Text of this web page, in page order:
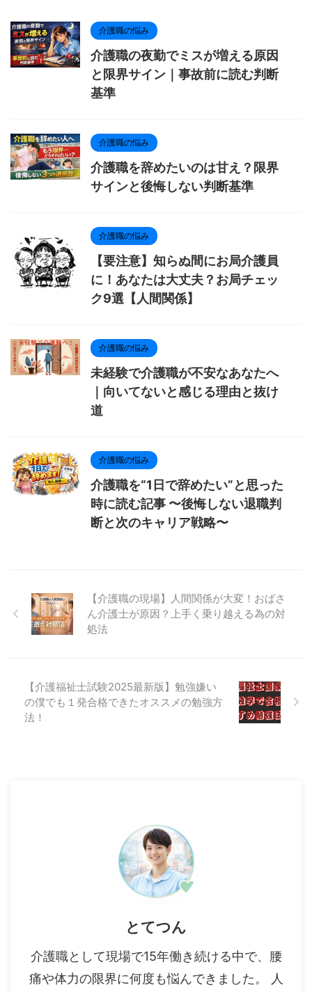
介護職の悩み
介護職の夜勤でミスが増える原因
と限界サイン｜事故前に読む判断
基準
介護職の悩み
介護職を辞めたいのは甘え？限界
サインと後悔しない判断基準
介護職の悩み
【要注意】知らぬ間にお局介護員
に！あなたは大丈夫？お局チェッ
ク9選【人間関係】
介護職の悩み
未経験で介護職が不安なあなたへ
｜向いてないと感じる理由と抜け
道
介護職の悩み
介護職を“1日で辞めたい”と思った
時に読む記事 〜後悔しない退職判
断と次のキャリア戦略〜
【介護職の現場】人間関係が大変！おばさ
ん介護士が原因？上手く乗り越える為の対
処法
【介護福祉士試験2025最新版】勉強嫌い
の僕でも１発合格できたオススメの勉強方
法！
とてつん
介護職として現場で15年働き続ける中で、腰
痛や体力の限界に何度も悩んできました。 人